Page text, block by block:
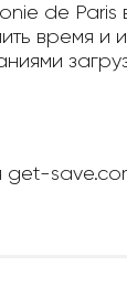
de Paris
время и